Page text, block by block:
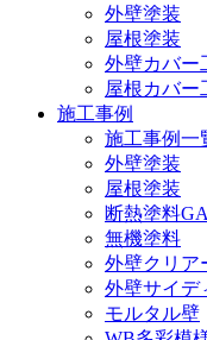
外壁塗装
屋根塗装
外壁カバー
屋根カバー
施工事例
施工事例一
外壁塗装
屋根塗装
断熱塗料
無機塗料
外壁クリア
外壁サイデ
モルタル壁